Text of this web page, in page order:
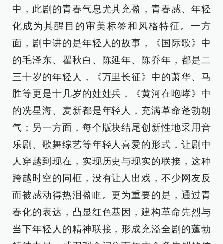
中，此剧的青春气息尤其充盈，青春感、年轻
化成为其醒目的审美标签和风格特征。一方
面，剧中讲的是年轻人的故事，《国际歌》中
的毛泽东、瞿秋白、陈延年、陈乔年，都是二
三十岁的年轻人，《万里长征》中的萧华、马
胜等更是十几岁的娃娃兵，《黄河在咆哮》中
的冼星海、麦新都是年轻人，充满革命蓬勃朝
气；另一方面，每个版块结尾创新性地采用音
乐剧、歌舞综艺等年轻人喜爱的形式，让剧中
人穿越到现在，实现历史与现实的联接，这种
跨越时空的同框，没有让人出戏，不少网友反
而被感动得热泪盈眶。更为重要的是，通过青
春化的表达，凸显红色基因，建构革命先烈与
当下年轻人的精神联接，形成充溢全剧的蓬勃